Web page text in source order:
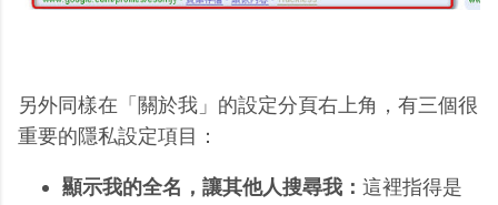
另外同樣在「關於我」的設定分頁右上角，有三個很
重要的隱私設定項目：
顯示我的全名，讓其他人搜尋我： 這裡指得是